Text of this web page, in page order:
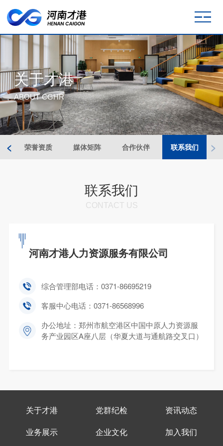
关于才港
ABOUT CGHR
荣誉资质 媒体矩阵 合作伙伴 联系我们
< >
联系我们
CONTACT US
河南才港人力资源服务有限公司
综合管理部电话： 0371-86695219
客服中心电话： 0371-86568996
办公地址：郑州市航空港区中国中原人力资源服
务产业园区A座八层（华夏大道与通航路交叉口）
关于才港 党群纪检
资讯动态
业务展示
企业文化 加入我们